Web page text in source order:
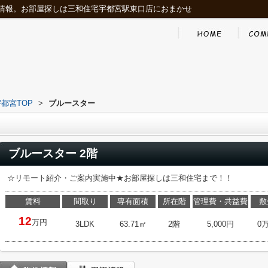
報。お部屋探しは三和住宅宇都宮駅東口店におまかせ
宮TOP > ブルースター
ブルースター 2階
☆リモート紹介・ご案内実施中★お部屋探しは三和住宅まで！！
賃料
12万円
間取り
3LDK
専有面積
63.71㎡
所在階
2階
管理費・共益費
5,000円 0